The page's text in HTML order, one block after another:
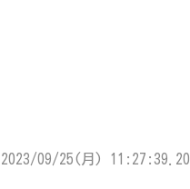
2023/09/25(月) 11:27:39.20